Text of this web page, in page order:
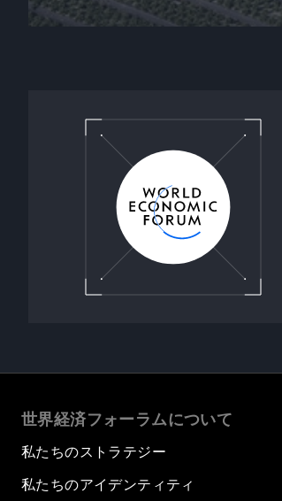
0
seconds Volume
90%
世界経済フォーラムについて
私たちのストラテジー
私たちのアイデンティティ